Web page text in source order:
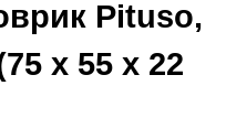
Pituso,
х 55 х 22